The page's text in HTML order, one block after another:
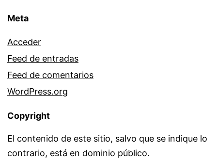
Meta
Acceder
Feed de entradas
Feed de comentarios
WordPress.org
Copyright
El contenido de este sitio, salvo que se indique lo
contrario, está en dominio público.